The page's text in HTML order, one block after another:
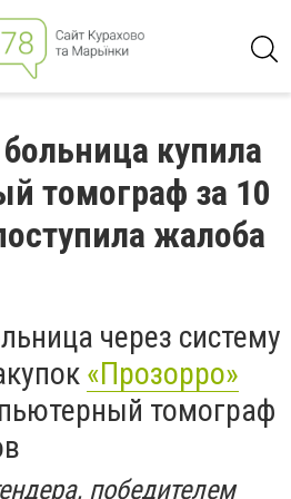
купила
томограф за 10
жалоба
через систему
«Прозорро»
томограф
победителем